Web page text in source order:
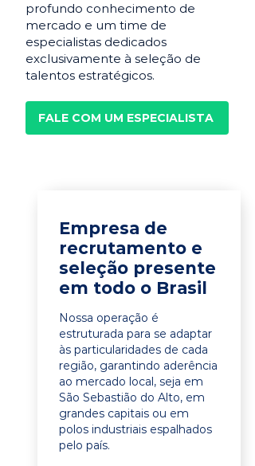
profundo conhecimento de
mercado e um time de
especialistas dedicados
exclusivamente à seleção de
talentos estratégicos.
FALE COM UM ESPECIALISTA
Empresa de
recrutamento e
seleção presente
em todo o Brasil
Nossa operação é
estruturada para se adaptar
às particularidades de cada
região, garantindo aderência
ao mercado local, seja em
São Sebastião do Alto, em
grandes capitais ou em
polos industriais espalhados
pelo país.